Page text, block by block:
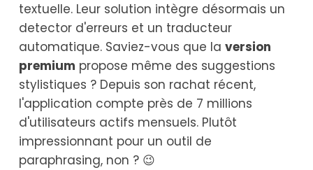
textuelle. Leur solution intègre désormais un
detector d'erreurs et un traducteur
automatique. Saviez-vous que la version
premium propose même des suggestions
stylistiques ? Depuis son rachat récent,
l'application compte près de 7 millions
d'utilisateurs actifs mensuels. Plutôt
impressionnant pour un outil de
paraphrasing, non ? 😉